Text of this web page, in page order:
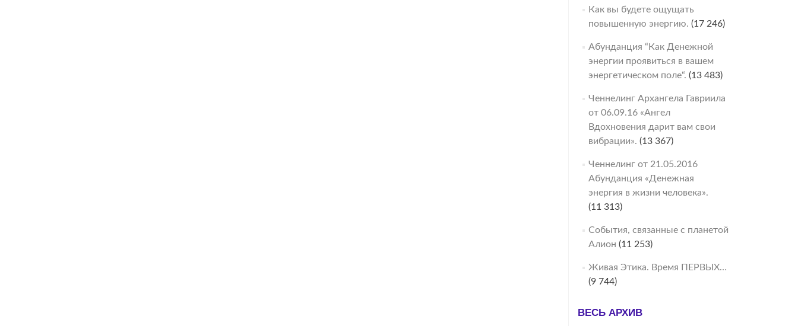
Как вы будете ощущать
повышенную энергию. (17 246)
Абунданция “Как Денежной
энергии проявиться в вашем
энергетическом поле“. (13 483)
Ченнелинг Архангела Гавриила
от 06.09.16 «Ангел
Вдохновения дарит вам свои
вибрации». (13 367)
Ченнелинг от 21.05.2016
Абунданция «Денежная
энергия в жизни человека».
(11 313)
События, связанные с планетой
Алион (11 253)
Живая Этика. Время ПЕРВЫХ…
(9 744)
ВЕСЬ АРХИВ